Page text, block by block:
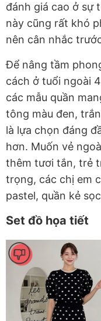
đánh giá cao ở sự
này cũng rất khó
nên cân nhắc
Để nâng tầm
cách ở tuổi ngoài
các mẫu quần
tông màu đen,
là lựa chọn đáng
hơn. Muốn vẻ
thêm tươi tắn, trẻ
trọng, các chị em
pastel, quần kẻ
Set đồ họa tiết